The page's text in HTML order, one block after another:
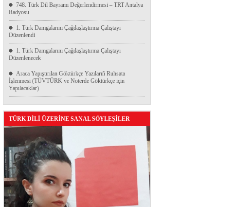
748. Türk Dil Bayramı Değerlendirmesi – TRT Antalya
Radyosu
1. Türk Damgalarını Çağdaşlaştırma Çalıştayı
Düzenlendi
1. Türk Damgalarını Çağdaşlaştırma Çalıştayı
Düzenlenecek
Araca Yapıştırılan Göktürkçe Yazılarıñ Ruhsata
İşlenmesi (TÜVTÜRK ve Noterde Göktürkçe için
Yapılacaklar)
TÜRK DİLİ ÜZERİNE SANAL SÖYLEŞİLER